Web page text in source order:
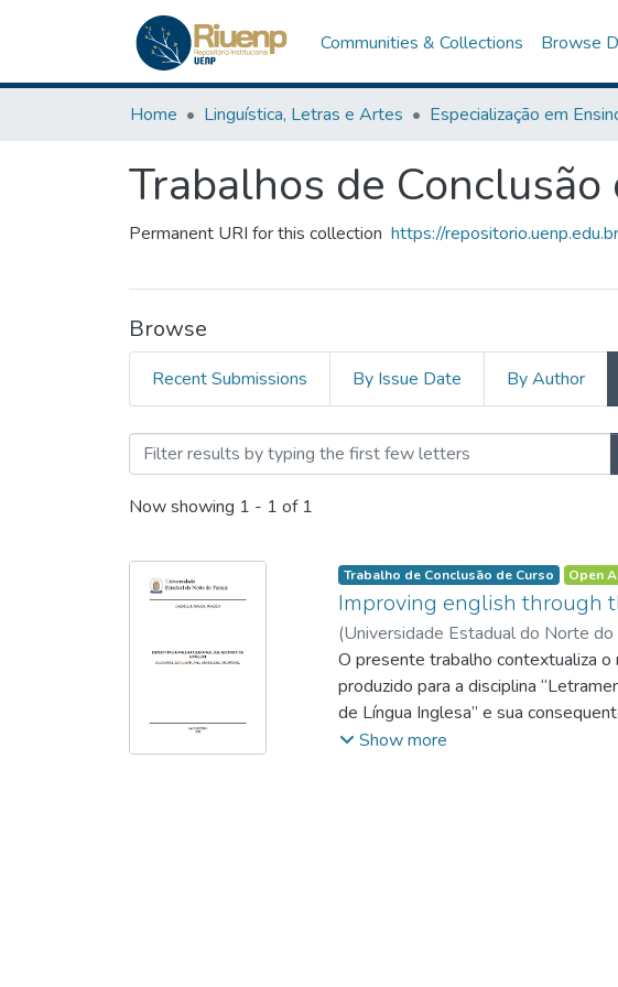
Communities & Collections Browse
Home Linguística, Letras e Artes
Trabalhos de Conclusão
Permanent URI for this collection https://
Browse
Recent Submissions By Issue Date By Author
Browsing Trabalhos de Conclusão
Now showing 1 - 1 of 1
Trabalho de Conclusão de Curso Open
Improving english through
(Universidade Estadual do Norte do
https://orcid.org/0000-0003-
O presente trabalho contextualiza o
produzido para a disciplina
de Língua Inglesa” e sua
Curso. Com o objetivo de contribuir
Show more